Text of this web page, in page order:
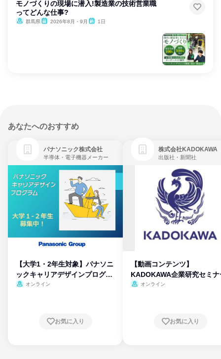
モノづくりの現場に潜入!製造業の技術営業職
ってどんな仕事?
群馬県 2026年8月・9月 1日
あなたへのおすすめ
パナソニック株式会社
半導体・電子機器メーカー
【大学1・2年生対象】パナソニ
ックキャリアデザインプログラ
ム
オンライン
お気に入り
株式会社KADOKAWA
出版社・新聞社
【動画コンテンツ】
KADOKAWA企業研究セミナ
オンライン
お気に入り